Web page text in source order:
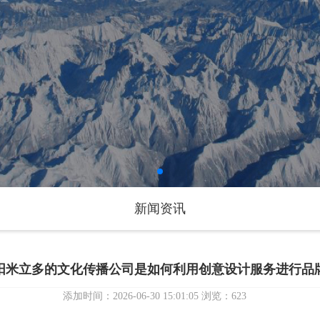
新闻资讯
米立多的文化传播公司是如何利用创意设计服务进行品
添加时间：2026-06-30 15:01:05 浏览：623